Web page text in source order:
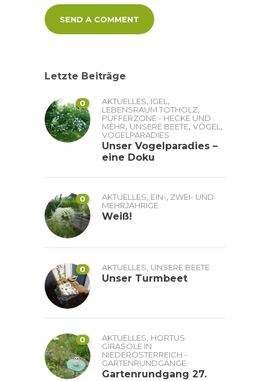
Letzte Beiträge
0 AKTUELLES, IGEL ,
LEBENSRAUM TOTHOLZ,
PUFFERZONE - HECKE UND
MEHR, UNSERE BEETE, VÖGEL ,
VOGELPARADIES
Unser Vogelparadies –
eine Doku
0 AKTUELLES, EIN-, ZWEI- UND
MEHRJÄHRIGE
Weiß!
0 AKTUELLES, UNSERE BEETE
Unser Turmbeet
0 AKTUELLES, HORTUS
GIRASOLE IN
NIEDERÖSTERREICH -
GARTENRUNDGÄNGE
Gartenrundgang 27.